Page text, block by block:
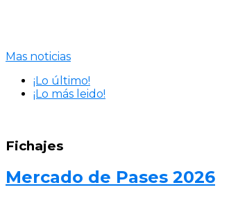
Mas noticias
¡Lo último!
¡Lo más leido!
Fichajes
Mercado de Pases 2026